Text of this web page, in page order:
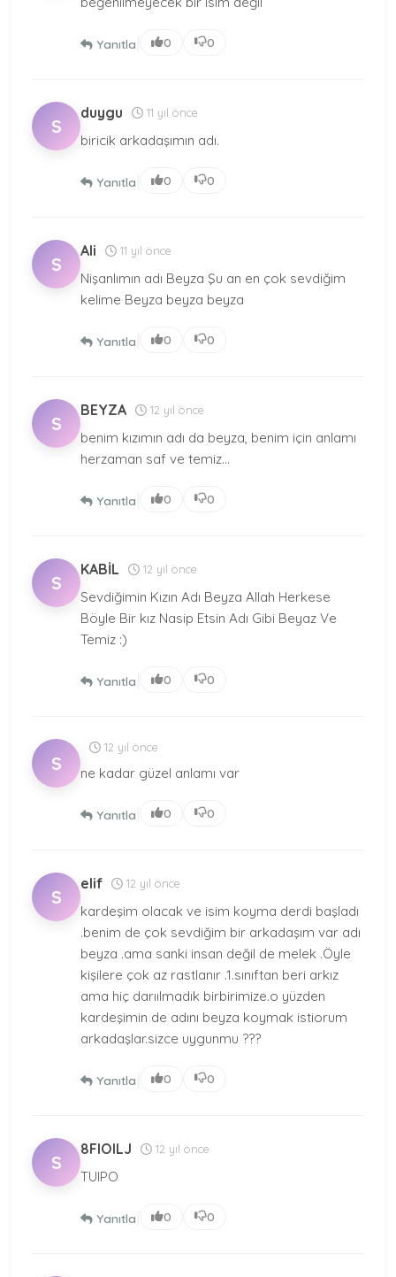
Yanıtla 0 0
S
duygu 11 yıl önce
biricik arkadaşımın adı.
Yanıtla 0 0
S
Ali 11 yıl önce
Nişanlımın adı Beyza Şu an en çok sevdiğim
kelime Beyza beyza beyza
Yanıtla 0 0
S
BEYZA 12 yıl önce
benim kızımın adı da beyza, benim için anlamı
herzaman saf ve temiz...
Yanıtla 0 0
S
KABİL 12 yıl önce
Sevdiğimin Kızın Adı Beyza Allah Herkese
Böyle Bir kız Nasip Etsin Adı Gibi Beyaz Ve
Temiz :)
Yanıtla 0 0
S
12 yıl önce
ne kadar güzel anlamı var
Yanıtla 0 0
S
elif 12 yıl önce
kardeşim olacak ve isim koyma derdi başladı
.benim de çok sevdiğim bir arkadaşım var adı
beyza .ama sanki insan değil de melek .Öyle
kişilere çok az rastlanır .1.sınıftan beri arkız
ama hiç darıılmadık birbirimize.o yüzden
kardeşimin de adını beyza koymak istiorum
arkadaşlar.sizce uygunmu ???
Yanıtla 0 0
S
8FIOILJ 12 yıl önce
TUIPO
Yanıtla 0 0